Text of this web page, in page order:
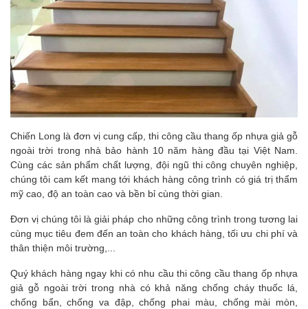
Chiến Long là đơn vị cung cấp, thi công cầu thang ốp nhựa giả gỗ
ngoài trời trong nhà bảo hành 10 năm hàng đầu tại Việt Nam.
Cùng các sản phẩm chất lượng, đội ngũ thi công chuyên nghiệp,
chúng tôi cam kết mang tới khách hàng công trình có giá trị thẩm
mỹ cao, độ an toàn cao và bền bỉ cùng thời gian.
Đơn vị chúng tôi là giải pháp cho những công trình trong tương lai
cùng mục tiêu đem đến an toàn cho khách hàng, tối ưu chi phí và
thân thiện môi trường,...
Quý khách hàng ngay khi có nhu cầu thi công cầu thang ốp nhựa
giả gỗ ngoài trời trong nhà có khả năng chống cháy thuốc lá,
chống bẩn, chống va đập, chống phai màu, chống mài mòn,